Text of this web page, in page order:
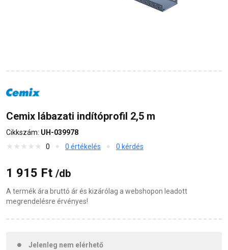
Cemix lábazati indítóprofil 2,5 m
Cikkszám: UH-039978
0
0 értékelés 0 kérdés
1 915 Ft /db
A termék ára bruttó ár és kizárólag a webshopon leadott
megrendelésre érvényes!
Jelenleg nem elérhető